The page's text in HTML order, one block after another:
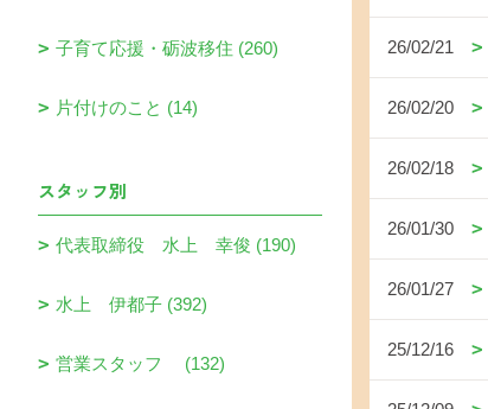
26/02/21
26/02/20
26/02/18
26/01/30
26/01/27
25/12/16
子育て応援・砺波移住 (260)
片付けのこと (14)
スタッフ別
代表取締役 水上 幸俊 (190)
水上 伊都子 (392)
営業スタッフ (132)